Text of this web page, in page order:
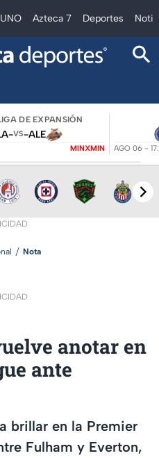
Azteca 7 Deportes
DE EXPANSIÓN
-VS-ALE
MINXMIN AGO 06 -
Nota
anotar en
ante
brillar en la Premier
Fulham y Everton,